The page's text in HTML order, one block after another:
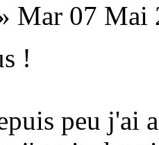
Mar 07 Mai
!
peu j'ai